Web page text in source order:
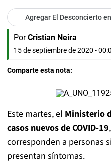
Agregar El Desconcierto en
Por Cristian Neira
15 de septiembre de 2020 -
Comparte esta nota:
Este martes, el Ministerio
casos nuevos de COVID-19
corresponden a personas
presentan síntomas.